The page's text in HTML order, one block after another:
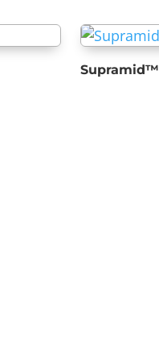
Supramid™